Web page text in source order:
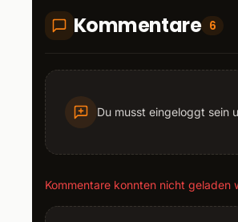
Kommentare 6
Du musst eingeloggt sein
Kommentare konnten nicht geladen